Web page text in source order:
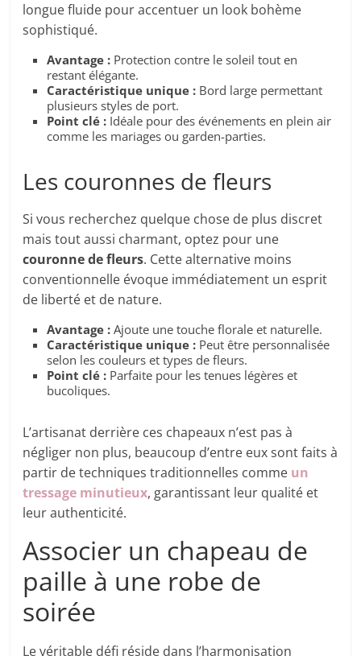
longue fluide pour accentuer un look bohème
sophistiqué.
Avantage : Protection contre le soleil tout en
restant élégante.
Caractéristique unique : Bord large permettant
plusieurs styles de port.
Point clé : Idéale pour des événements en plein air
comme les mariages ou garden-parties.
Les couronnes de fleurs
Si vous recherchez quelque chose de plus discret
mais tout aussi charmant, optez pour une
couronne de fleurs. Cette alternative moins
conventionnelle évoque immédiatement un esprit
de liberté et de nature.
Avantage : Ajoute une touche florale et naturelle.
Caractéristique unique : Peut être personnalisée
selon les couleurs et types de fleurs.
Point clé : Parfaite pour les tenues légères et
bucoliques.
L’artisanat derrière ces chapeaux n’est pas à
négliger non plus, beaucoup d’entre eux sont faits à
partir de techniques traditionnelles comme un
tressage minutieux, garantissant leur qualité et
leur authenticité.
Associer un chapeau de
paille à une robe de
soirée
Le véritable défi réside dans l’harmonisation